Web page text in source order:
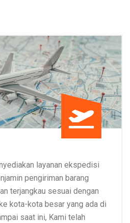
layanan ekspedisi
pengiriman barang
terjangkau sesuai dengan
kota-kota besar yang ada di
saat ini, Kami telah